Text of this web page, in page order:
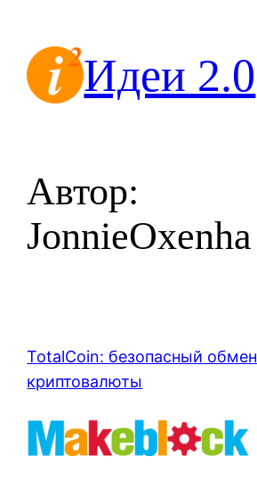
содержимомуИдеи 2.0
Автор:
JonnieOxenha
TotalCoin: безопасный обмен
криптовалюты